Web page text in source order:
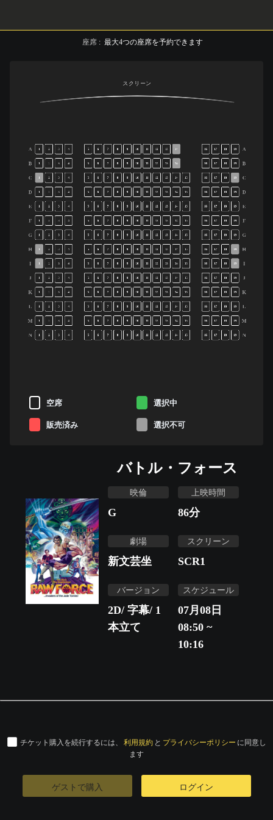
座席 : 最大4つの座席を予約できます
スクリーン
A
B
C
D
E
F
G
H
I
J
K
L
M
N
A
B
C
D
E
F
G
H
I
J
K
L
M
N
1 2 3 4 5 6 7 8 9 10 11 12 13 14 16 17 18 19
1 2 3 4 5 6 7 8 9 10 11 12 13 14 16 17 18 19
1 2 3 4 5 6 7 8 9 10 11 12 13 14 15 16 17 18 19
1 2 3 4 5 6 7 8 9 10 11 12 13 14 15 16 17 18 19
2 3 4 5 6 7 8 9 10 12 13 14 15 16 17 18 19
1 2 3 4 5 6 7 8 9 10 11 12 13 14 15 16 17 18 19
2 3 4 5 6 7 8 9 10 12 13 14 15 16 17 18 19
1 2 3 4 5 6 7 8 9 10 11 12 13 14 15 16 17 18 19
2 3 5 6 7 9 10 11 12 13 14 15 16 17 18
1 2 3 4 5 6 7 8 9 10 11 12 13 14 15 16 17 18 19
1 2 3 4 5 6 7 8 9 10 11 12 13 14 15 16 17 18 19
1 2 3 4 5 6 7 8 9 10 11 12 13 14 15 16 17 18 19
1 2 3 4 5 6 7 8 9 10 11 12 13 14 15 16 17 18 19
1 2 3 4 5 6 7 8 9 10 12 13 14 15 16 17 18 19
空席 選択中
販売済み 選択不可
バトル・フォース
映倫
G
上映時間
86分
劇場
新文芸坐
スクリーン
SCR1
バージョン
2D/ 字幕/ 1
本立て
スケジュール
07月08日
08:50 ~
10:16
チケット購入を続行するには、 利用規約 と プライバシーポリシー に同意し
ます
ゲストで購入 ログイン